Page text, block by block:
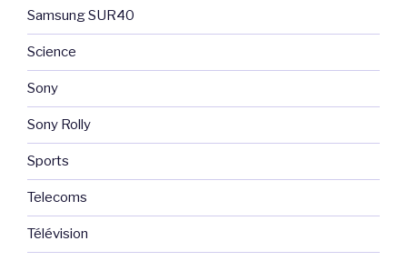
Samsung SUR40
Science
Sony
Sony Rolly
Sports
Telecoms
Télévision